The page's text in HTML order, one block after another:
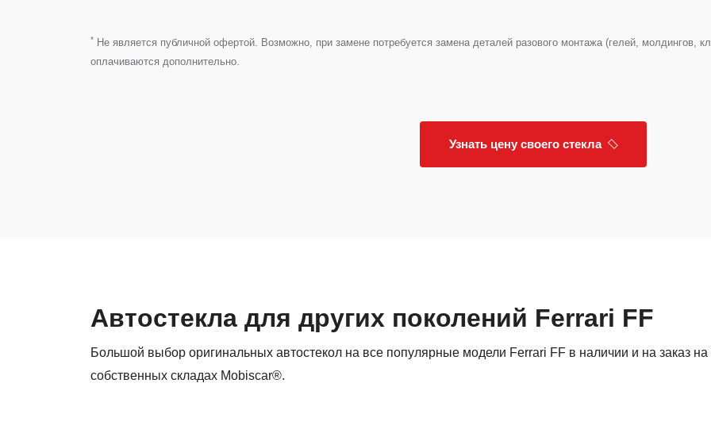
* Не является публичной офертой. Возможно, при замене потребуется замена деталей разового монтажа (гелей, молдингов,
оплачиваются дополнительно.
Узнать цену своего стекла
Автостекла для других поколений Ferrari FF
Большой выбор оригинальных автостекол на все популярные модели Ferrari FF в наличии и на заказ на
собственных складах Mobiscar®.